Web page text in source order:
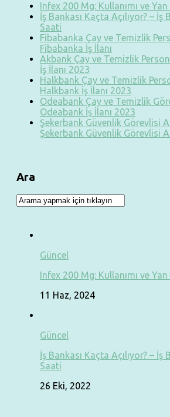
Infex 200 Mg: Kullanımı ve
İş Bankası Kaçta Açılıyor? – İş
Saati
Fibabanka Çay ve Temizlik
Fibabanka İş İlanı
Akbank Çay ve Temizlik
İş İlanı 2023
Halkbank Çay ve Temizlik
Halkbank İş İlanı 2023
Odeabank Çay ve Temizlik
Odeabank İş İlanı 2023
Şekerbank Güvenlik Görevlisi
Şekerbank Güvenlik Görevlisi
Ara
Güncel
Infex 200 Mg: Kullanımı ve
11 Haz, 2024
Güncel
İş Bankası Kaçta Açılıyor? – İş
Saati
26 Eki, 2022